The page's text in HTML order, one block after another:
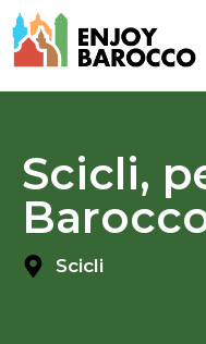
Vai
al
Scicli,
Scicli